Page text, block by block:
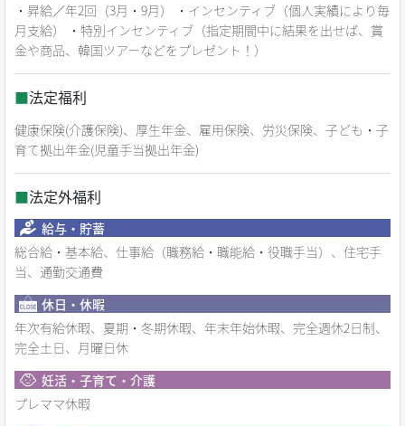
・昇給／年2回（3月・9月） ・インセンティブ（個人実績により毎
月支給） ・特別インセンティブ（指定期間中に結果を出せば、賞
金や商品、韓国ツアーなどをプレゼント！）
■法定福利
健康保険(介護保険)、厚生年金、雇用保険、労災保険、子ども・子
育て拠出年金(児童手当拠出年金)
■法定外福利
給与・貯蓄
総合給・基本給、仕事給（職務給・職能給・役職手当）、住宅手
当、通勤交通費
休日・休暇
年次有給休暇、夏期・冬期休暇、年末年始休暇、完全週休2日制、
完全土日、月曜日休
妊活・子育て・介護
プレママ休暇